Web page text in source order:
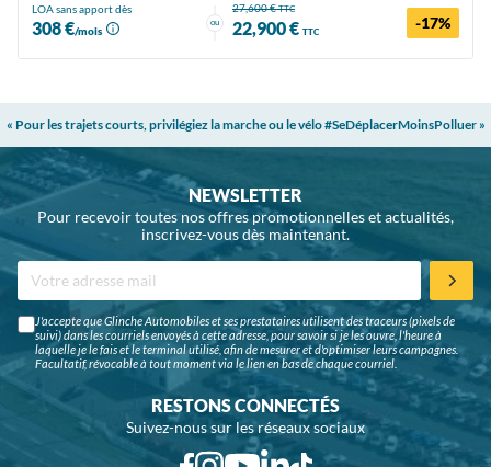
LOA sans apport dès
308 €/mois
ou
27,600 €TTC
22,900 € TTC -17%
« Pour les trajets courts, privilégiez la marche ou le vélo #SeDéplacerMoinsPolluer »
NEWSLETTER
Pour recevoir toutes nos offres promotionnelles et actualités,
inscrivez-vous dès maintenant.
J'accepte que Glinche Automobiles et ses prestataires utilisent des traceurs (pixels de
suivi) dans les courriels envoyés à cette adresse, pour savoir si je les ouvre, l'heure à
laquelle je le fais et le terminal utilisé, afin de mesurer et d'optimiser leurs campagnes.
Facultatif, révocable à tout moment via le lien en bas de chaque courriel.
RESTONS CONNECTÉS
Suivez-nous sur les réseaux sociaux